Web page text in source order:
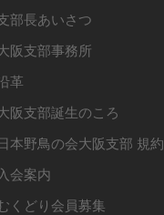
部長あいさつ
阪支部事務所
革
阪支部誕生のころ
本野鳥の会大阪支部 規約
入会案内
くどり会員募集